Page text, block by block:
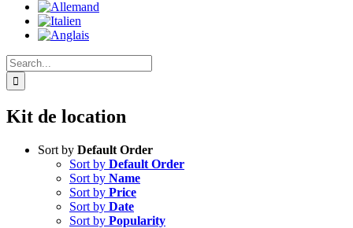
Search
for:
Kit de location
Sort by Default Order
Sort by Default Order
Sort by Name
Sort by Price
Sort by Date
Sort by Popularity